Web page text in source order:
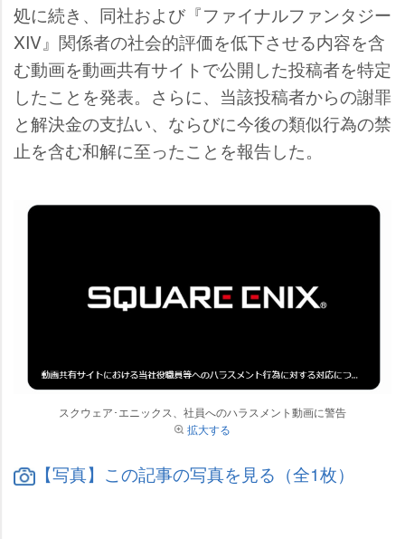
処に続き、同社および『ファイナルファンタジー
XIV』関係者の社会的評価を低下させる内容を含
む動画を動画共有サイトで公開した投稿者を特定
したことを発表。さらに、当該投稿者からの謝罪
と解決金の支払い、ならびに今後の類似行為の禁
止を含む和解に至ったことを報告した。
スクウェア･エニックス、社員へのハラスメント動画に警告
拡大する
【写真】この記事の写真を見る（全1枚）